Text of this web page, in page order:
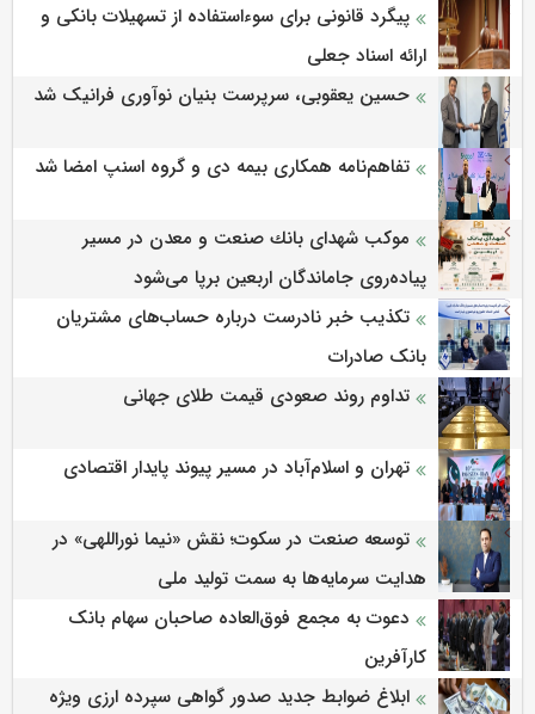
پیگرد قانونی برای سوءاستفاده از تسهیلات بانکی و
ارائه اسناد جعلی
حسین یعقوبی، سرپرست بنیان نوآوری فرانیک شد
تفاهم‌نامه همکاری بیمه دی و گروه اسنپ امضا شد
موكب شهدای بانك صنعت و معدن در مسیر
پیاده‌روی جاماندگان اربعین برپا می‌شود
تکذیب خبر نادرست درباره حساب‌های مشتریان
بانک صادرات
تداوم روند صعودی قیمت طلای جهانی
تهران و اسلام‌آباد در مسیر پیوند پایدار اقتصادی
توسعه صنعت در سکوت؛ نقش «نیما نوراللهی» در
هدایت سرمایه‌ها به سمت تولید ملی
دعوت به مجمع فوق‌العاده صاحبان سهام بانک
کارآفرین
ابلاغ ضوابط جدید صدور گواهی سپرده ارزی ویژه